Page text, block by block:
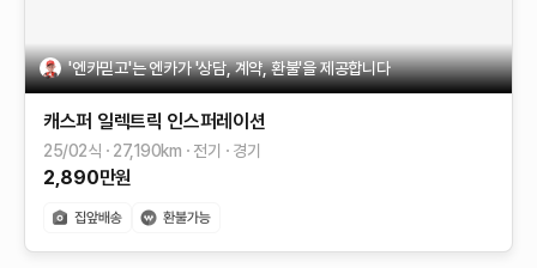
'엔카믿고'는 엔카가 '상담, 계약, 환불'을 제공합니다
캐스퍼 일렉트릭 인스퍼레이션
25/02식 27,190km 전기 경기
2,890만원